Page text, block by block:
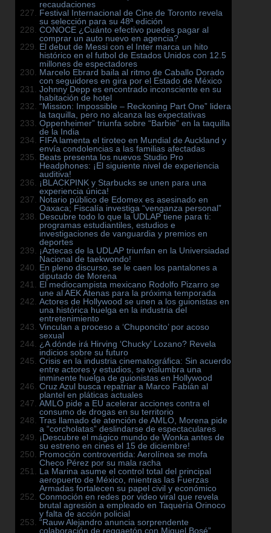
recaudaciones
Festival Internacional de Cine de Toronto revela
su selección para su 48ª edición
CONOCE ¿Cuánto efectivo puedes pagar al
comprar un auto nuevo en agencia?
El debut de Messi con el Inter marca un hito
histórico en el futbol de Estados Unidos con 12.5
millones de espectadores
Marcelo Ebrard baila al ritmo de Caballo Dorado
con seguidores en gira por el Estado de México
Johnny Depp es encontrado inconsciente en su
habitación de hotel
“Mission: Impossible – Reckoning Part One” lidera
la taquilla, pero no alcanza las expectativas
Oppenheimer” triunfa sobre “Barbie” en la taquilla
de la India
FIFA lamenta el tiroteo en Mundial de Auckland y
envía condolencias a las familias afectadas
Beats presenta los nuevos Studio Pro
Headphones: ¡El siguiente nivel de experiencia
auditiva!
¡BLACKPINK y Starbucks se unen para una
experiencia única!
Notario público de Edomex es asesinado en
Oaxaca; Fiscalía investiga “venganza personal”
Descubre todo lo que la UDLAP tiene para ti:
programas estudiantiles, estudios e
investigaciones de vanguardia y premios en
deportes
¡Aztecas de la UDLAP triunfan en la Universiadad
Nacional de taekwondo!
En pleno discurso, se le caen los pantalones a
diputado de Morena
El mediocampista mexicano Rodolfo Pizarro se
une al AEK Atenas para la próxima temporada
Actores de Hollywood se unen a los guionistas en
una histórica huelga en la industria del
entretenimiento
Vinculan a proceso a ‘Chuponcito’ por acoso
sexual
¿A dónde irá Hirving ‘Chucky’ Lozano? Revela
indicios sobre su futuro
Crisis en la industria cinematográfica: Sin acuerdo
entre actores y estudios, se vislumbra una
inminente huelga de guionistas en Hollywood
Cruz Azul busca repatriar a Marco Fabián al
plantel en pláticas actuales
AMLO pide a EU acelerar acciones contra el
consumo de drogas en su territorio
Tras llamado de atención de AMLO, Morena pide
a “corcholatas” deslindarse de espectaculares
¡Descubre el mágico mundo de Wonka antes de
su estreno en cines el 15 de diciembre!
Promoción controvertida: Aerolínea se mofa
Checo Pérez por su mala racha
La Marina asume el control total del principal
aeropuerto de México, mientras las Fuerzas
Armadas fortalecen su papel civil y económico
Conmoción en redes por video viral que revela
brutal agresión a empleado en Taquería Orinoco
y falta de acción policial
“Rauw Alejandro anuncia sorprendente
colaboración de reggaetón con Miguel Bosé”